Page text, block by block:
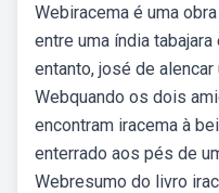
Webiracema é uma
entre uma índia
entanto, josé de
Webquando os dois
encontram iracema à
enterrado aos pés de
Webresumo do livro